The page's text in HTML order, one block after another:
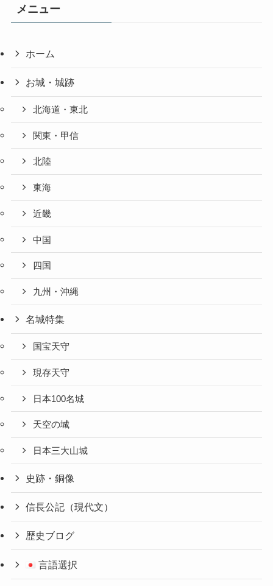
メニュー
ホーム
お城・城跡
北海道・東北
関東・甲信
北陸
東海
近畿
中国
四国
九州・沖縄
名城特集
国宝天守
現存天守
日本100名城
天空の城
日本三大山城
史跡・銅像
信長公記（現代文）
歴史ブログ
言語選択